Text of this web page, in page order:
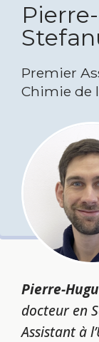
Premier
Chimie de
Pierre-
docteur en
Assistant à